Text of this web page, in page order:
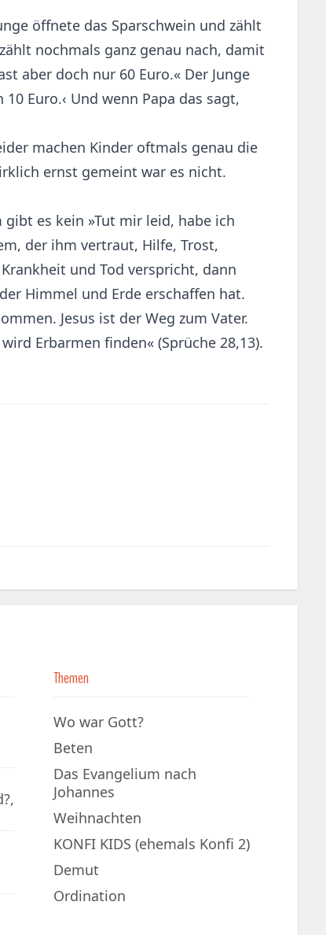
öffnete das Sparschwein und zählt
nochmals ganz genau nach, damit
aber doch nur 60 Euro.« Der Junge
Euro.‹ Und wenn Papa das sagt,
machen Kinder oftmals genau die
ernst gemeint war es nicht.
es kein »Tut mir leid, habe ich
der ihm vertraut, Hilfe, Trost,
und Tod verspricht, dann
Himmel und Erde erschaffen hat.
Jesus ist der Weg zum Vater.
Erbarmen finden« (Sprüche 28,13).
Themen
Wo war Gott?
Beten
Das Evangelium nach
Johannes
Weihnachten
KONFI KIDS (ehemals Konfi 2)
Demut
Ordination